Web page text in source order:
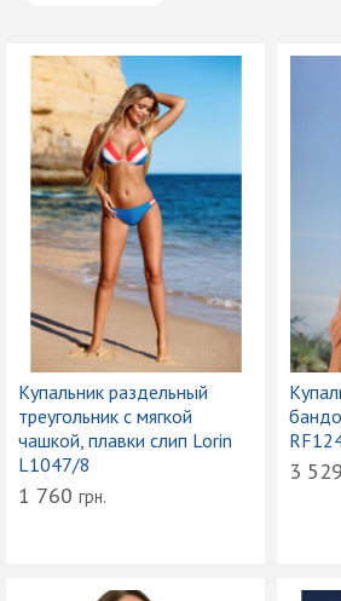
Купальник раздельный
треугольник с мягкой
чашкой, плавки слип Lorin
L1047/8
1 760 грн.
3 529